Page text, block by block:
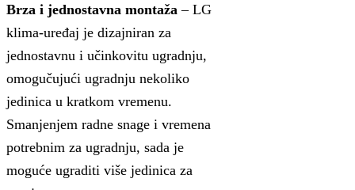
Brza i jednostavna montaža – LG
klima-uređaj je dizajniran za
jednostavnu i učinkovitu ugradnju,
omogučujući ugradnju nekoliko
jedinica u kratkom vremenu.
Smanjenjem radne snage i vremena
potrebnim za ugradnju, sada je
moguće ugraditi više jedinica za